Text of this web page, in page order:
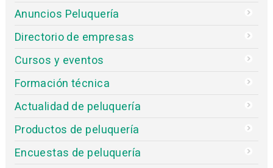
Anuncios Peluquería
Directorio de empresas
Cursos y eventos
Formación técnica
Actualidad de peluquería
Productos de peluquería
Encuestas de peluquería